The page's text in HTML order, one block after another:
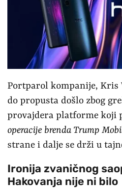
Portparol kompanije, Kris
do propusta došlo zbog
provajdera platforme koji
operacije brenda Trump
strane i dalje se drži u
Ironija zvaničnog
Hakovanja nije ni bilo